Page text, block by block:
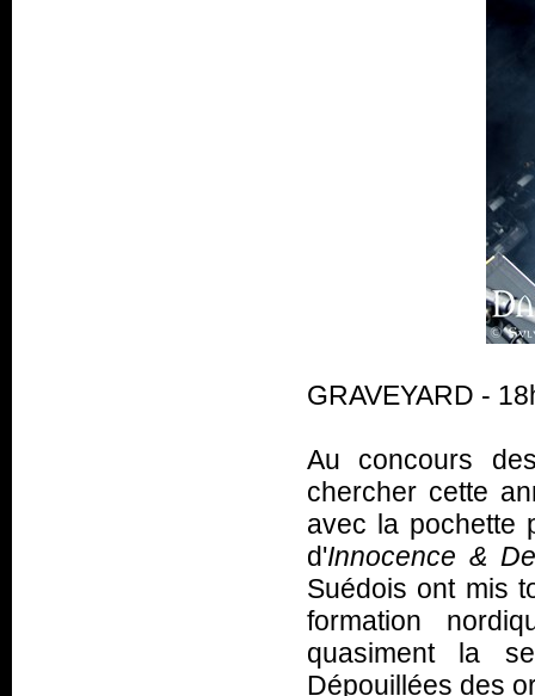
GRAVEYARD -
Au concours
chercher cette
avec la pochette
d'Innocence &
Suédois ont mis
formation
quasiment la
Dépouillées des